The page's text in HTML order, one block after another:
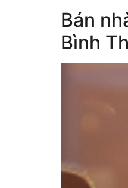
Bán
Bình